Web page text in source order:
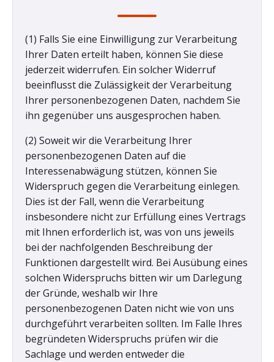
(1) Falls Sie eine Einwilligung zur Verarbeitung
Ihrer Daten erteilt haben, können Sie diese
jederzeit widerrufen. Ein solcher Widerruf
beeinflusst die Zulässigkeit der Verarbeitung
Ihrer personenbezogenen Daten, nachdem Sie
ihn gegenüber uns ausgesprochen haben.
(2) Soweit wir die Verarbeitung Ihrer
personenbezogenen Daten auf die
Interessenabwägung stützen, können Sie
Widerspruch gegen die Verarbeitung einlegen.
Dies ist der Fall, wenn die Verarbeitung
insbesondere nicht zur Erfüllung eines Vertrags
mit Ihnen erforderlich ist, was von uns jeweils
bei der nachfolgenden Beschreibung der
Funktionen dargestellt wird. Bei Ausübung eines
solchen Widerspruchs bitten wir um Darlegung
der Gründe, weshalb wir Ihre
personenbezogenen Daten nicht wie von uns
durchgeführt verarbeiten sollten. Im Falle Ihres
begründeten Widerspruchs prüfen wir die
Sachlage und werden entweder die